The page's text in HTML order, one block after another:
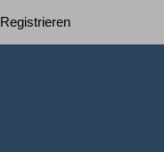
Registrieren